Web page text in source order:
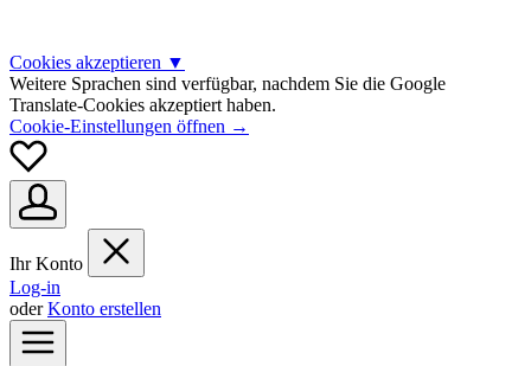
Cookies akzeptieren ▼
Weitere Sprachen sind verfügbar, nachdem Sie die Google
Translate-Cookies akzeptiert haben.
Cookie-Einstellungen öffnen →
Ihr Konto
Log-in
oderKonto erstellen